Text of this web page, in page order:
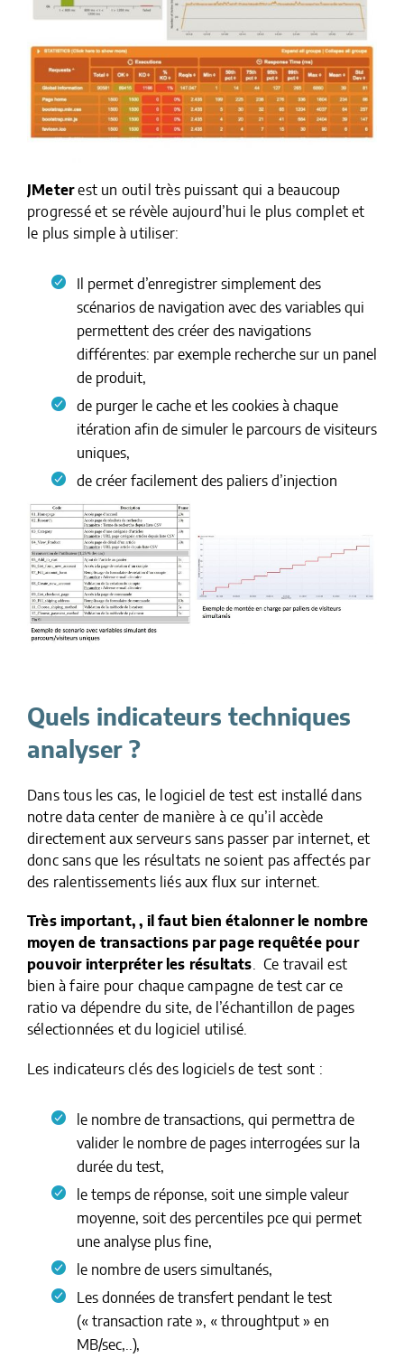
JMeterest un outil très puissant qui a beaucoup
progressé et se révèle aujourd’hui le plus complet et
le plus simple à utiliser:
Il permet d’enregistrer simplement des
scénarios de navigation avec des variables qui
permettent des créer des navigations
différentes: par exemple recherche sur un panel
de produit,
de purger le cache et les cookies à chaque
itération afin de simuler le parcours de visiteurs
uniques,
de créer facilement des paliers d’injection
Quels indicateurs techniques
analyser ?
Dans tous les cas, le logiciel de test est installé dans
notre data center de manière à ce qu’il accède
directement aux serveurs sans passer par internet, et
donc sans que les résultats ne soient pas affectés par
des ralentissements liés aux flux sur internet.
Très important, , il faut bien étalonner le nombre
moyen de transactions par page requêtée pour
pouvoir interpréter les résultats. Ce travail est
bien à faire pour chaque campagne de test car ce
ratio va dépendre du site, de l’échantillon de pages
sélectionnées et du logiciel utilisé.
Les indicateurs clés des logiciels de test sont :
le nombre de transactions, qui permettra de
valider le nombre de pages interrogées sur la
durée du test,
le temps de réponse, soit une simple valeur
moyenne, soit des percentiles pce qui permet
une analyse plus fine,
le nombre de users simultanés,
Les données de transfert pendant le test
(« transaction rate », « throughtput » en
MB/sec,..),